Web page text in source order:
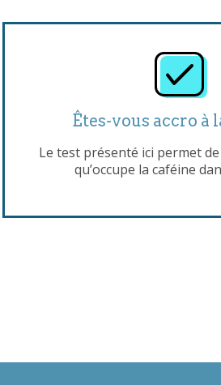
Êtes-vous accro à
Le test présenté ici permet
qu’occupe la caféine